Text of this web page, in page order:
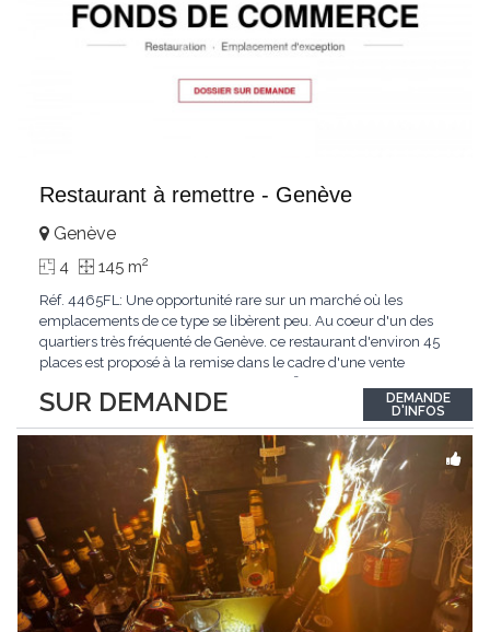
Restaurant à remettre - Genève
SUR DEMANDE
Genève
4 145 m2
Réf. 4465FL: Une opportunité rare sur un marché où les
emplacements de ce type se libèrent peu. Au coeur d'un des
quartiers très fréquenté de Genève. ce restaurant d'environ 45
places est proposé à la remise dans le cadre d'une vente
d'exploitation. terrasse. cuisine professionnelle équipée et bail
commercial en cours. L'établissement...
DEMANDE
D'INFOS